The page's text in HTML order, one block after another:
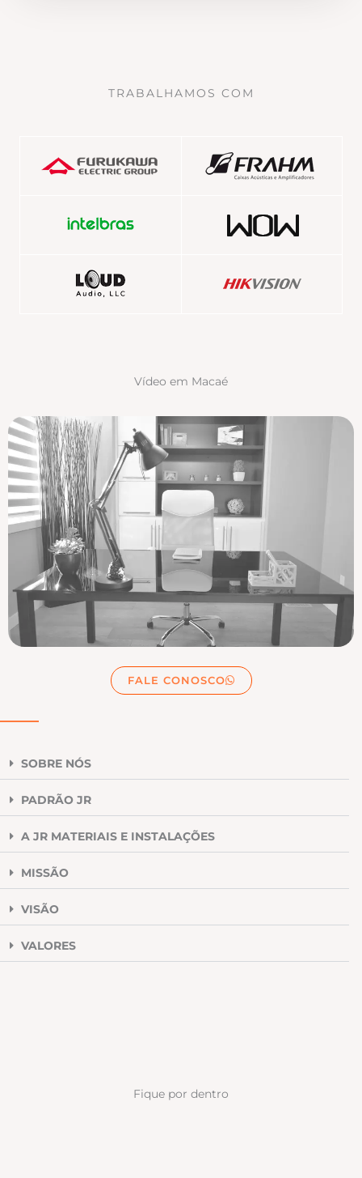
TRABALHAMOS COM
Vídeo em Macaé
FALE CONOSCO
SOBRE NÓS
PADRÃO JR
A JR MATERIAIS E INSTALAÇÕES
MISSÃO
VISÃO
VALORES
Fique por dentro